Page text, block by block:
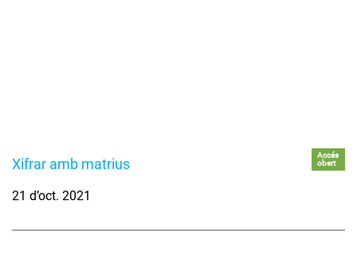
Xifrar amb matrius
Accés
obert
21 d’oct. 2021